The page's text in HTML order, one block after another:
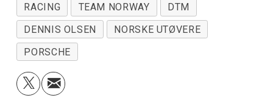
RACING TEAM NORWAY
DTM
DENNIS OLSEN
NORSKE UTØVERE
PORSCHE